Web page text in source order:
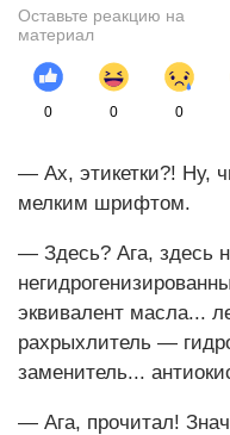
Оставьте реакцию на
материал
0 0 0
— Ах, этикетки?! Ну,
мелким шрифтом.
— Здесь? Ага, здесь
эквивалент масла...
рахрыхлитель —
заменитель...
— Ага, прочитал!